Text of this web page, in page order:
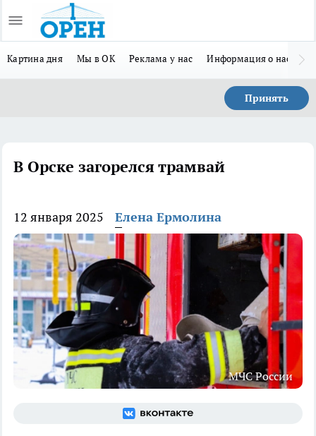
Картина дня Мы в ОК Реклама у нас Информация о нас
Принять
В Орске загорелся трамвай
12 января 2025 Елена Ермолина
МЧС России